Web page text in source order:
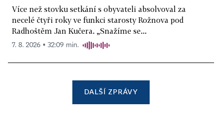
Více než stovku setkání s obyvateli absolvoval za
necelé čtyři roky ve funkci starosty Rožnova pod
Radhoštěm Jan Kučera. „Snažíme se...
7. 8. 2026 ▪ 32:09 min.
DALŠÍ ZPRÁVY